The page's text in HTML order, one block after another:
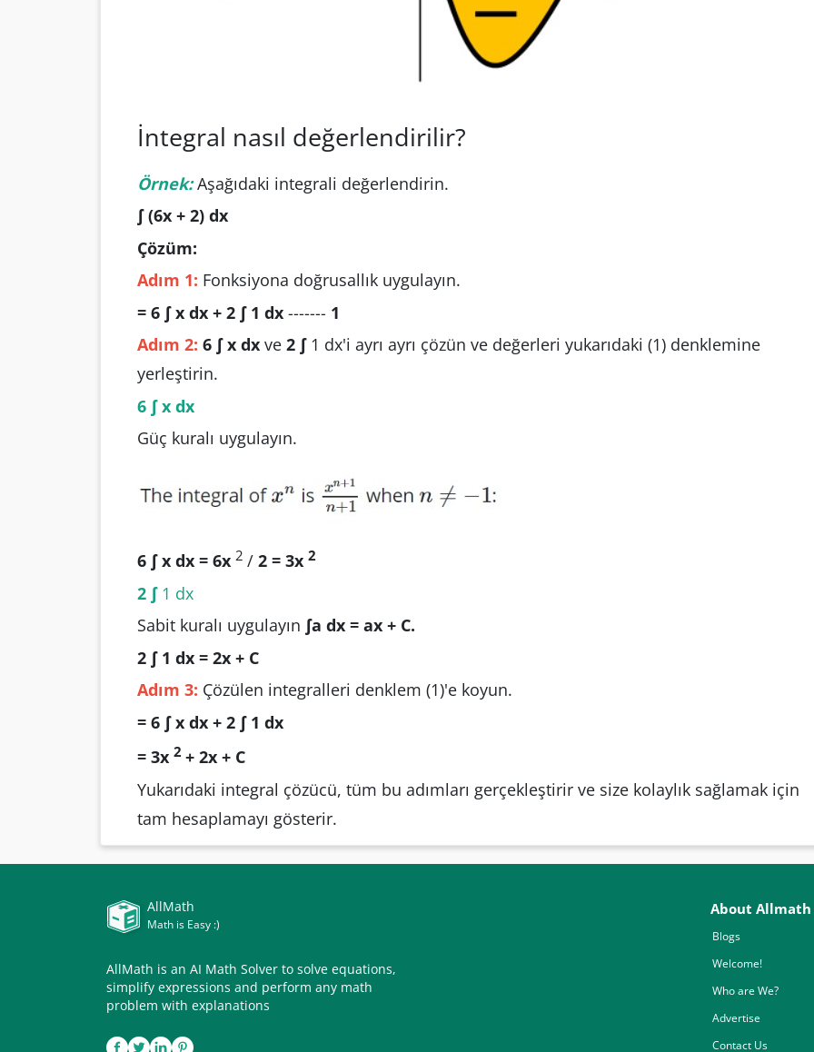
İntegral nasıl değerlendirilir?
Örnek: Aşağıdaki integrali değerlendirin.
∫ (6x + 2) dx
Çözüm:
Adım 1: Fonksiyona doğrusallık uygulayın.
= 6 ∫ x dx + 2 ∫ 1 dx ------- 1
Adım 2: 6 ∫ x dx ve 2 ∫ 1 dx'i ayrı ayrı çözün ve değerleri yukarıdaki (1) denklemine
yerleştirin.
6 ∫ x dx
Güç kuralı uygulayın.
6 ∫ x dx = 6x 2 / 2 = 3x 2
2 ∫ 1 dx
Sabit kuralı uygulayın ∫a dx = ax + C.
2 ∫ 1 dx = 2x + C
Adım 3: Çözülen integralleri denklem (1)'e koyun.
= 6 ∫ x dx + 2 ∫ 1 dx
= 3x 2 + 2x + C
Yukarıdaki integral çözücü, tüm bu adımları gerçekleştirir ve size kolaylık sağlamak için
tam hesaplamayı gösterir.
AllMath
Math is Easy :)
AllMath is an AI Math Solver to solve equations,
simplify expressions and perform any math
problem with explanations
About Allmath
Blogs
Welcome!
Who are We?
Advertise
Contact Us